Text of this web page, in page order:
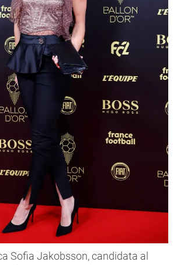
Sofia Jakobsson, candidata al